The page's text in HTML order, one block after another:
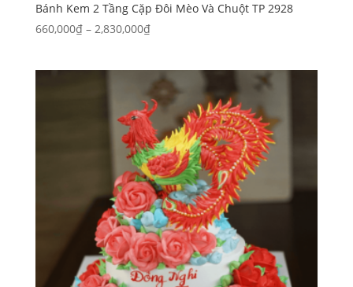
Bánh Kem 2 Tầng Cặp Đôi Mèo Và Chuột TP 2928
660,000₫ – 2,830,000₫Khoảng
660,000₫
đến
2,830,000₫